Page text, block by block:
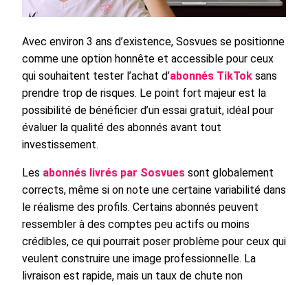
Avec environ 3 ans d’existence, Sosvues se positionne
comme une option honnête et accessible pour ceux
qui souhaitent tester l’achat d’abonnés TikTok sans
prendre trop de risques. Le point fort majeur est la
possibilité de bénéficier d’un essai gratuit, idéal pour
évaluer la qualité des abonnés avant tout
investissement.
Les abonnés livrés par Sosvues sont globalement
corrects, même si on note une certaine variabilité dans
le réalisme des profils. Certains abonnés peuvent
ressembler à des comptes peu actifs ou moins
crédibles, ce qui pourrait poser problème pour ceux qui
veulent construire une image professionnelle. La
livraison est rapide, mais un taux de chute non